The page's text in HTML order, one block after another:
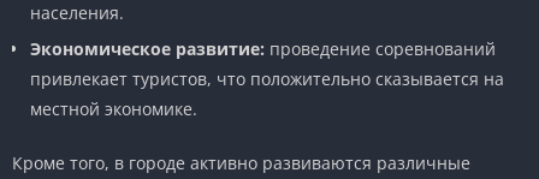
населения.
Экономическое развитие: проведение соревнований
привлекает туристов, что положительно сказывается на
местной экономике.
Кроме того, в городе активно развиваются различные